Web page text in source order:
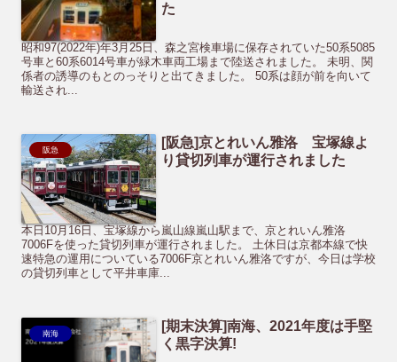
た
昭和97(2022年)年3月25日、森之宮検車場に保存されていた50系5085
号車と60系6014号車が緑木車両工場まで陸送されました。 未明、関
係者の誘導のもとのっそりと出てきました。 50系は顔が前を向いて
輸送され...
阪急
[阪急]京とれいん雅洛 宝塚線よ
り貸切列車が運行されました
本日10月16日、宝塚線から嵐山線嵐山駅まで、京とれいん雅洛
7006Fを使った貸切列車が運行されました。 土休日は京都本線で快
速特急の運用についている7006F京とれいん雅洛ですが、今日は学校
の貸切列車として平井車庫...
南海
[期末決算]南海、2021年度は手堅
く黒字決算!